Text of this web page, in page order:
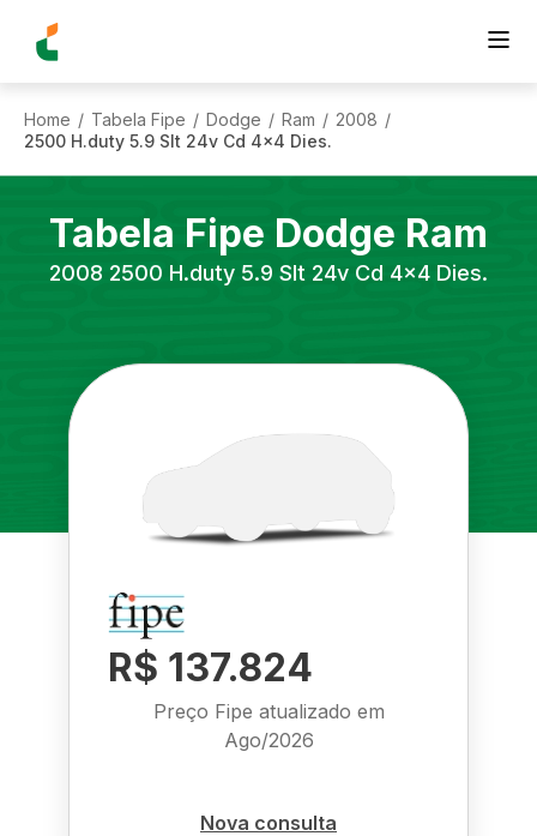
Home / Tabela Fipe / Dodge / Ram / 2008 /
2500 H.duty 5.9 Slt 24v Cd 4x4 Dies.
Tabela Fipe Dodge Ram
2008 2500 H.duty 5.9 Slt 24v Cd 4x4 Dies.
R$ 137.824
Preço Fipe atualizado em
Ago/2026
Nova consulta